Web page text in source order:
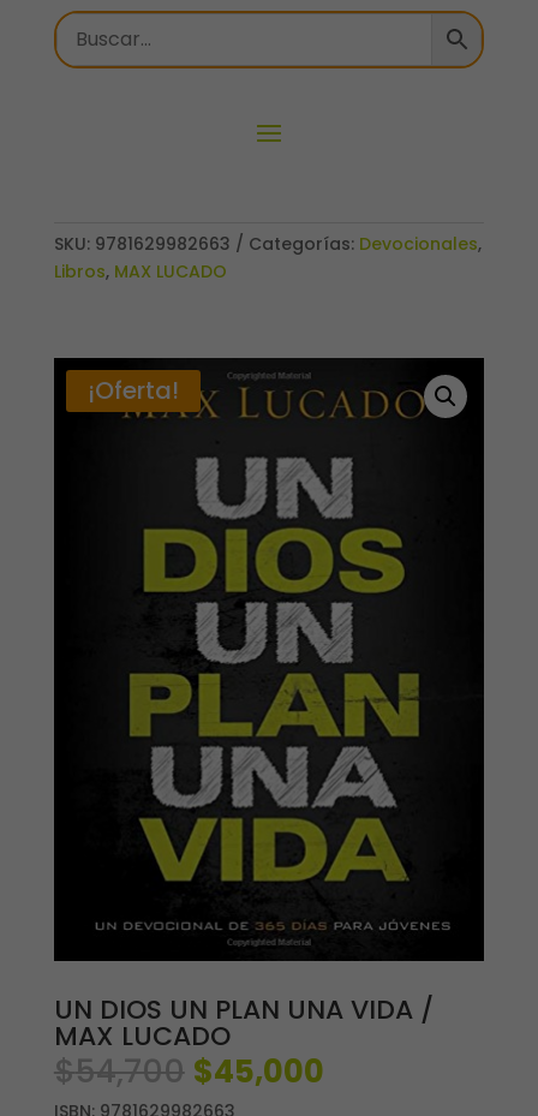
SKU: 9781629982663 Categorías: Devocionales,
Libros, MAX LUCADO
¡Oferta!
UN DIOS UN PLAN UNA VIDA /
MAX LUCADO
$54,700 El
precio
$45,000El
ISBN: 9781629982663